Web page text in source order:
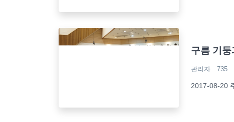
구름 기
관리자 735
2017-08-20